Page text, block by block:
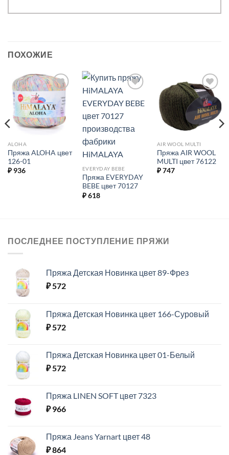
ПОХОЖИЕ
Добавить в
избранное.
ALOHA
Пряжа ALOHA цвет
126-01
₽936
избранное.
EVERYDAY BEBE
Пряжа EVERYDAY
BEBE цвет 70127
₽618
Добавить в
избранное.
AIR WOOL MULTI
Пряжа AIR WOOL
MULTI цвет 76122
₽747
ПОСЛЕДНЕЕ ПОСТУПЛЕНИЕ ПРЯЖИ
Пряжа Детская Новинка цвет 89-Фрез
₽572
Пряжа Детская Новинка цвет 166-Суровый
₽572
Пряжа Детская Новинка цвет 01-Белый
₽572
Пряжа LINEN SOFT цвет 7323
₽966
Пряжа Jeans Yarnart цвет 48
₽864